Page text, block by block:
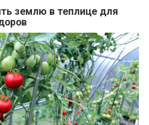
землю в теплице для